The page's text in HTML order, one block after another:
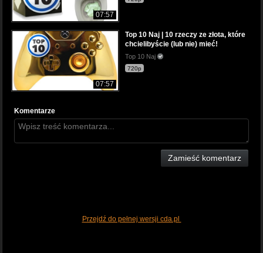
07:57
07:57
Top 10 Naj | 10 rzeczy ze złota, które
chcielibyście (lub nie) mieć!
Top 10 Naj
720p
Komentarze
Zamieść komentarz
Przejdź do pełnej wersji cda.pl